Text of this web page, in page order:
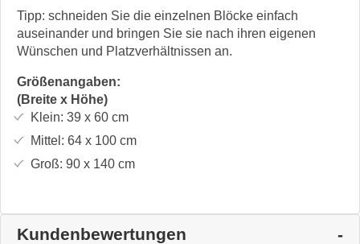
Tipp: schneiden Sie die einzelnen Blöcke einfach
auseinander und bringen Sie sie nach ihren eigenen
Wünschen und Platzverhältnissen an.
Größenangaben:
(Breite x Höhe)
Klein: 39 x 60cm
Mittel: 64 x 100cm
Groß: 90 x 140cm
Kundenbewertungen